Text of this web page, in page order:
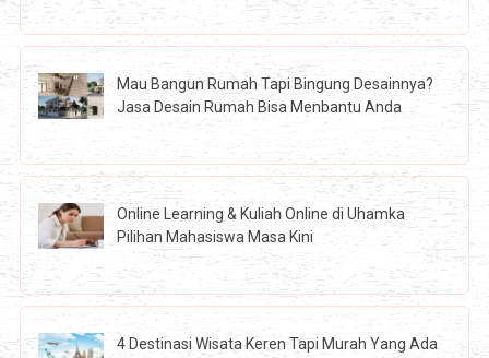
Mau Bangun Rumah Tapi Bingung Desainnya?
Jasa Desain Rumah Bisa Menbantu Anda
Online Learning & Kuliah Online di Uhamka
Pilihan Mahasiswa Masa Kini
4 Destinasi Wisata Keren Tapi Murah Yang Ada